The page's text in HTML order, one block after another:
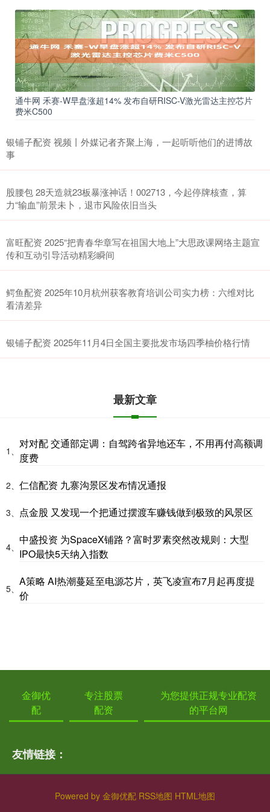
通牛网 禾赛-W早盘涨超14% 发布自研RISC-V激光雷达主控芯片
费米C500
银铺子配资 视频丨外媒记者齐聚上海，一起听听他们的进博故
事
股腰包 28天造就23板暴涨神话！002713，今起停牌核查，算
力“输血”前景未卜，退市风险依旧当头
富旺配资 2025“把青春华章写在祖国大地上”大思政课网络主题宣
传和互动引导活动精彩瞬间
鳄鱼配资 2025年10月杭州获客教育培训公司实力榜：六维对比
看清差异
银铺子配资 2025年11月4日全国主要批发市场四季柚价格行情
最新文章
1、
对对配 交通部定调：自驾跨省异地还车，不用再付高额调
度费
2、 仁信配资 九寨沟景区发布情况通报
3、 点金股 又发现一个把通过摆渡车赚钱做到极致的风景区
4、
中盛投资 为SpaceX铺路？富时罗素突然改规则：大型
IPO最快5天纳入指数
5、
A策略 AI热潮蔓延至电源芯片，英飞凌宣布7月起再度提
价
金御优
配
专注股票
配资
为您提供正规专业配资
的平台网
友情链接：
Powered by 金御优配 RSS地图 HTML地图